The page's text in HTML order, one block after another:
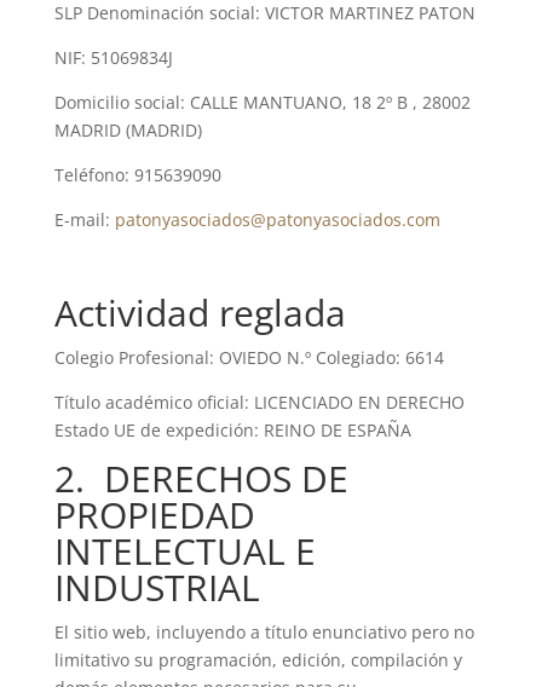
SLP Denominación social: VICTOR MARTINEZ PATON
NIF: 51069834J
Domicilio social: CALLE MANTUANO, 18 2º B , 28002
MADRID (MADRID)
Teléfono: 915639090
E-mail: patonyasociados@patonyasociados.com
Actividad reglada
Colegio Profesional: OVIEDO N.º Colegiado: 6614
Título académico oficial: LICENCIADO EN DERECHO
Estado UE de expedición: REINO DE ESPAÑA
2. DERECHOS DE
PROPIEDAD
INTELECTUAL E
INDUSTRIAL
El sitio web, incluyendo a título enunciativo pero no
limitativo su programación, edición, compilación y